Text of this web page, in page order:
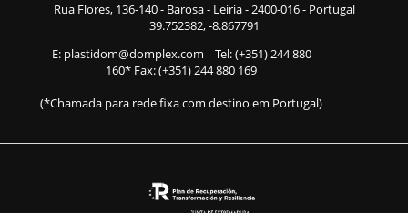
Rua Flores, 136-140- Barosa - Leiria - 2400-016 - Portugal
39.752382, -8.867791
E: plastidom@domplex.com Tel:(+351) 244 880
160* Fax: (+351) 244 880 169
(*Chamada para rede fixa com destino em Portugal)